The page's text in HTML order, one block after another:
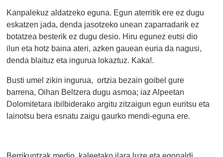
Kanpalekuz aldatzeko eguna. Egun aterritik ere ez dugu
eskatzen jada, denda jasotzeko unean zaparradarik ez
botatzea besterik ez dugu desio. Hiru egunez eutsi dio
ilun eta hotz baina ateri, azken gauean euria da nagusi,
denda blaituz eta ingurua lokaztuz. Kaka!.
Busti umel zikin ingurua, ortzia bezain goibel gure
barrena, Oihan Beltzera dugu asmoa; iaz Alpeetan
Dolomitetara ibilbiderako argitu zitzaigun egun euritsu eta
lainotsu bera esnatu zaigu gaurko mendi-eguna ere.